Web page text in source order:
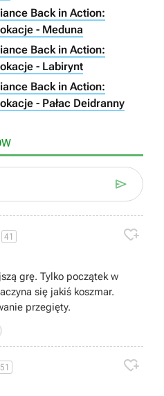
Back in Action:
- Meduna
Back in Action:
- Labirynt
Back in Action:
- Pałac Deidranny

41 
grę. Tylko początek w
się jakiś koszmar.
przegięty.
